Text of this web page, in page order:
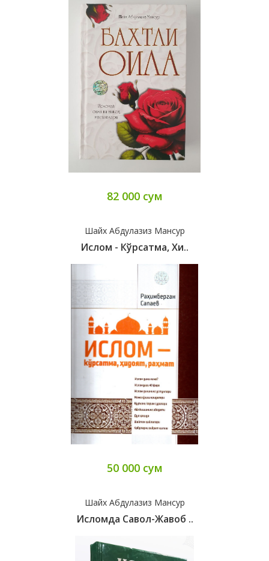
82 000 сум
Шайх Абдулазиз Мансур
Ислом - Кўрсатма, Хи..
50 000 сум
Шайх Абдулазиз Мансур
Исломда Савол-Жавоб ..